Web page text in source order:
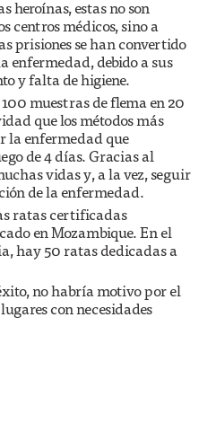
heroínas, estas no son
centros médicos, sino a
prisiones se han convertido
enfermedad, debido a sus
y falta de higiene.
muestras de flema en 20
que los métodos más
la enfermedad que
de 4 días. Gracias al
vidas y, a la vez, seguir
de la enfermedad.
ratas certificadas
en Mozambique. En el
hay 50 ratas dedicadas a
no habría motivo por el
con necesidades